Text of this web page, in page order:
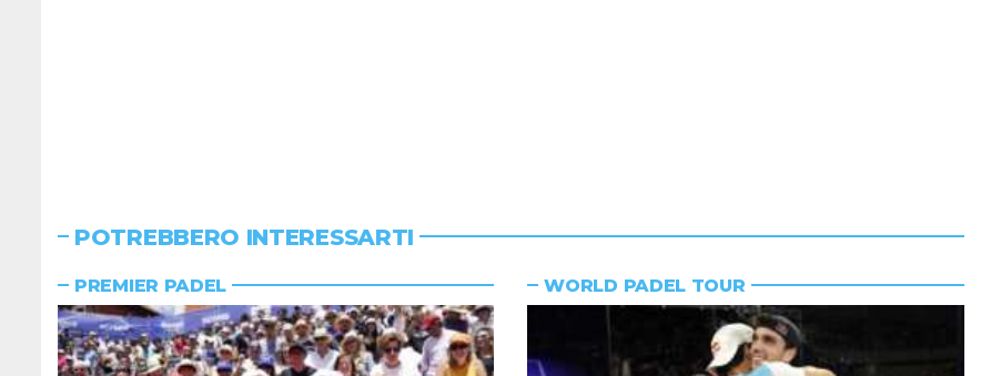
POTREBBERO INTERESSARTI
PREMIER PADEL WORLD PADEL TOUR